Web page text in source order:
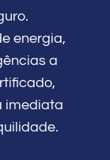
energia,
a
imediata